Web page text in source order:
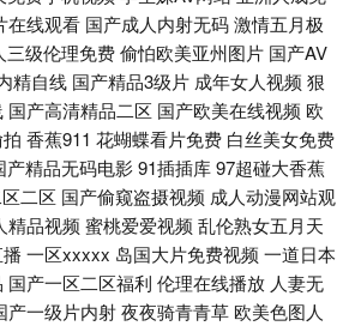
色精品网 久久福利精品 欧美色图东方 天天干精
国产精选AV网站 日本女抠逼 四虎影院欧美系
色a 超碰pt 黄色爽片 男人影院网 日韩午夜电影
国语免费 超碰人人操作 福利影院2P 久久丁香
日本五区视频 四虎免费视频 国产人妖ts伪娘 性
在线观看 国产成人内射无码激情五月极
三级伦理免费偷怕欧美亚州图片 国产AV
精自线 国产精品3级片 成年女人视频 狠
国产高清精品二区 国产欧美在线视频 欧
香蕉911 花蝴蝶看片免费 白丝美女免费
产精品无码电影91插插库97超碰大香蕉
二区 国产偷窥盗摄视频 成人动漫网站观
精品视频 蜜桃爱爱视频 乱伦熟女五月天
一区xxxxx 岛国大片免费视频 一道日本
国产一区二区福利 伦理在线播放 人妻无
产一级片内射夜夜骑青青草 欧美色图人